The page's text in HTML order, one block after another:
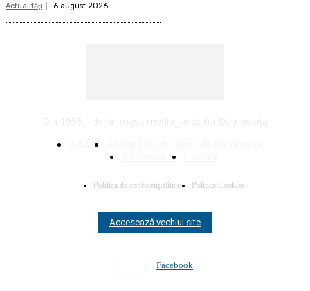
Actualităţi 6 august 2026
Arhivă
Abonează-te
Politica de confidenţialitate Politica Cookies
Accesează vechiul site
Facebook